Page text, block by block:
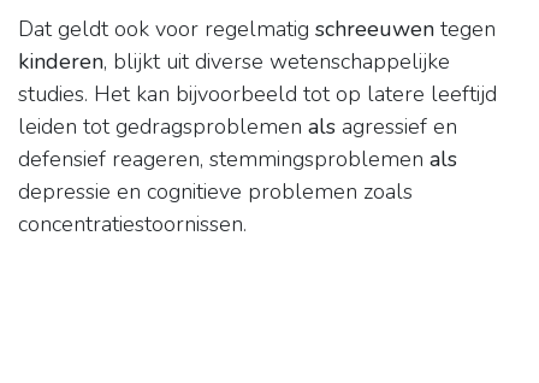
Dat geldt ook voor regelmatig schreeuwen tegen
kinderen, blijkt uit diverse wetenschappelijke
studies. Het kan bijvoorbeeld tot op latere leeftijd
leiden tot gedragsproblemen als agressief en
defensief reageren, stemmingsproblemen als
depressie en cognitieve problemen zoals
concentratiestoornissen.